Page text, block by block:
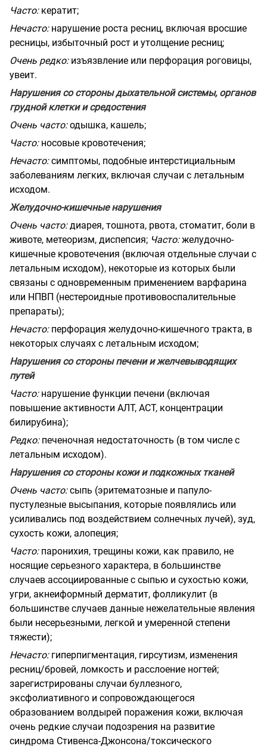
Часто:кератит;
Нечасто:нарушение роста ресниц, включая вросшие
ресницы, избыточный рост и утолщение ресниц;
Очень редко:изъязвление или перфорация роговицы,
увеит.
Нарушения со стороны дыхательной системы, органов
грудной клетки и средостения
Очень часто:одышка, кашель;
Часто:носовые кровотечения;
Нечасто:симптомы, подобные интерстициальным
заболеваниям легких, включая случаи с летальным
исходом.
Желудочно-кишечные нарушения
Очень часто:диарея, тошнота, рвота, стоматит, боли в
животе, метеоризм, диспепсия; Часто:желудочно-
кишечные кровотечения (включая отдельные случаи с
летальным исходом), некоторые из которых были
связаны с одновременным применением варфарина
или НПВП (нестероидные противовоспалительные
препараты);
Нечасто:перфорация желудочно-кишечного тракта, в
некоторых случаях с летальным исходом;
Нарушения со стороны печени и желчевыводящих
путей
Часто:нарушение функции печени (включая
повышение активности АЛТ, ACT, концентрации
билирубина);
Редко:печеночная недостаточность (в том числе с
летальным исходом).
Нарушения со стороны кожи и подкожных тканей
Очень часто:сыпь (эритематозные и папуло-
пустулезные высыпания, которые появлялись или
усиливались под воздействием солнечных лучей), зуд,
сухость кожи, алопеция;
Часто:паронихия, трещины кожи, как правило, не
носящие серьезного характера, в большинстве
случаев ассоциированные с сыпью и сухостью кожи,
угри, акнеиформный дерматит, фолликулит (в
большинстве случаев данные нежелательные явления
были несерьезными, легкой и умеренной степени
тяжести);
Нечасто:гиперпигментация, гирсутизм, изменения
ресниц/бровей, ломкость и расслоение ногтей;
зарегистрированы случаи буллезного,
эксфолиативного и сопровождающегося
образованием волдырей поражения кожи, включая
очень редкие случаи подозрения на развитие
синдрома Стивенса-Джонсона/токсического